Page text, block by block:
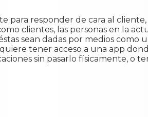
responder de cara al cliente,
clientes, las personas en la
sean dadas por medios como
tener acceso a una app
sin pasarlo físicamente, o